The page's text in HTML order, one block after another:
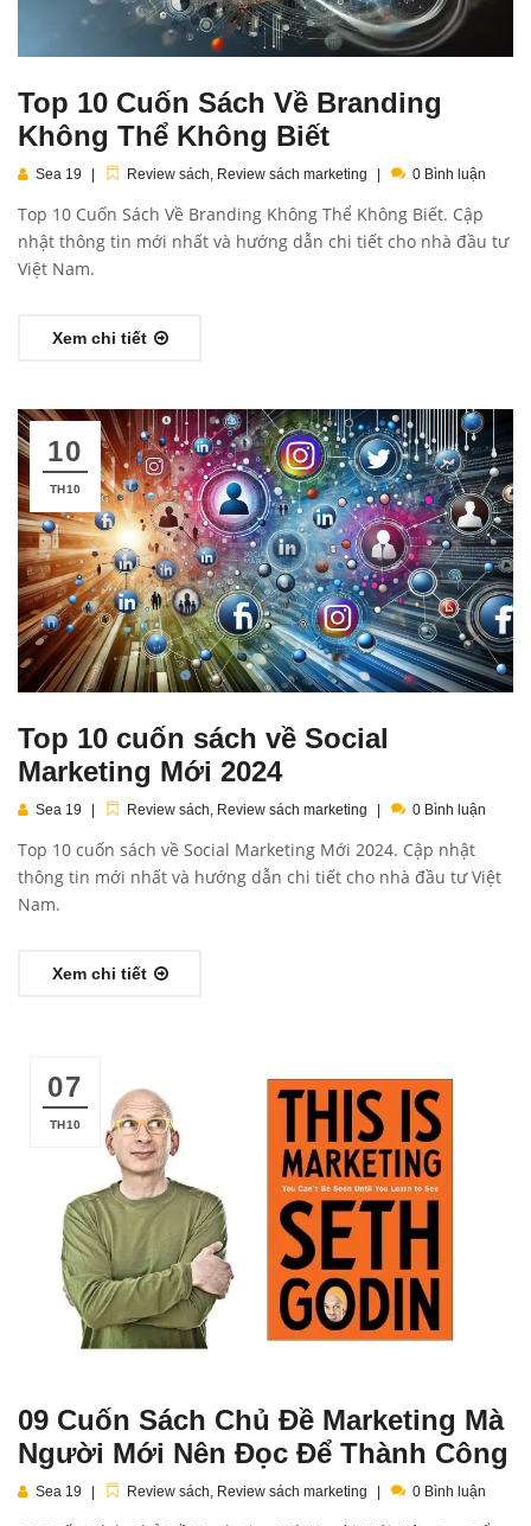
Top 10 Cuốn Sách Về Branding
Không Thể Không Biết
Sea 19 Review sách, Review sách marketing 0 Bình luận
Top 10 Cuốn Sách Về Branding Không Thể Không Biết. Cập
nhật thông tin mới nhất và hướng dẫn chi tiết cho nhà đầu tư
Việt Nam.
Xem chi tiết
10
TH10
Top 10 cuốn sách về Social
Marketing Mới 2024
Sea 19 Review sách, Review sách marketing 0 Bình luận
Top 10 cuốn sách về Social Marketing Mới 2024. Cập nhật
thông tin mới nhất và hướng dẫn chi tiết cho nhà đầu tư Việt
Nam.
Xem chi tiết
07
TH10
09 Cuốn Sách Chủ Đề Marketing Mà
Người Mới Nên Đọc Để Thành Công
Sea 19 Review sách, Review sách marketing 0 Bình luận